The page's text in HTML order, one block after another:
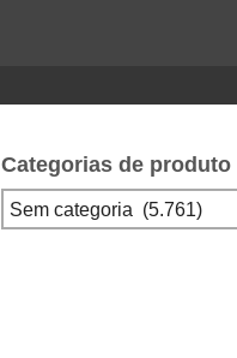
Categorias de produto